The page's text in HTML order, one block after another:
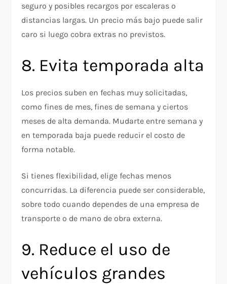
seguro y posibles recargos por escaleras o
distancias largas. Un precio más bajo puede salir
caro si luego cobra extras no previstos.
8. Evita temporada alta
Los precios suben en fechas muy solicitadas,
como fines de mes, fines de semana y ciertos
meses de alta demanda. Mudarte entre semana y
en temporada baja puede reducir el costo de
forma notable.
Si tienes flexibilidad, elige fechas menos
concurridas. La diferencia puede ser considerable,
sobre todo cuando dependes de una empresa de
transporte o de mano de obra externa.
9. Reduce el uso de
vehículos grandes